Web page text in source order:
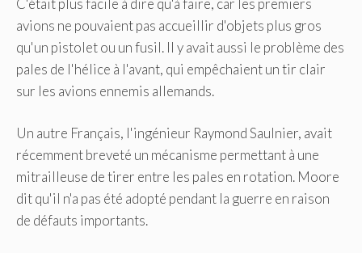
C'était plus facile à dire qu'à faire, car les premiers
avions ne pouvaient pas accueillir d'objets plus gros
qu'un pistolet ou un fusil. Il y avait aussi le problème des
pales de l'hélice à l'avant, qui empêchaient un tir clair
sur les avions ennemis allemands.
Un autre Français, l'ingénieur Raymond Saulnier, avait
récemment breveté un mécanisme permettant à une
mitrailleuse de tirer entre les pales en rotation. Moore
dit qu'il n'a pas été adopté pendant la guerre en raison
de défauts importants.